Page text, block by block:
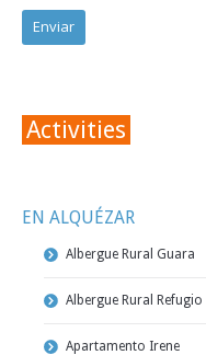
Activities
EN ALQUÉZAR
Albergue Rural Guara
Albergue Rural Refugio
Apartamento Irene